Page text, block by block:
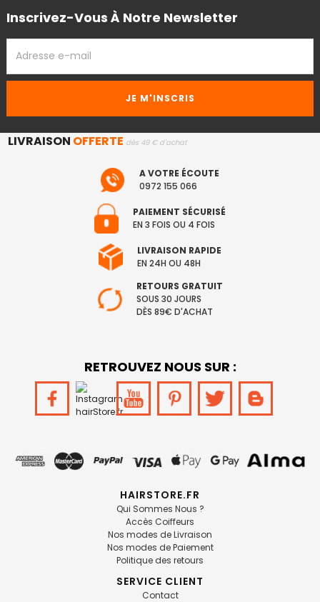
Inscrivez-Vous À Notre Newsletter
EMAIL
LIVRAISON OFFERTE dès 49 € d'achat
A VOTRE ÉCOUTE
0972 155 066
PAIEMENT SÉCURISÉ
EN 3 FOIS OU 4 FOIS
LIVRAISON RAPIDE
EN 24H OU 48H
RETOURS GRATUIT
SOUS 30 JOURS
DÈS 89€ D'ACHAT
RETROUVEZ NOUS SUR :
HAIRSTORE.FR
Qui Sommes Nous ?
Accès Coiffeurs
Nos modes de Livraison
Nos modes de Paiement
Politique des retours
SERVICE CLIENT
Contact